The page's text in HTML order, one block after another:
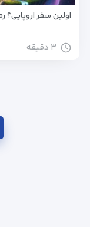
اولین سفر اروپایی؟
۳ دقیقه